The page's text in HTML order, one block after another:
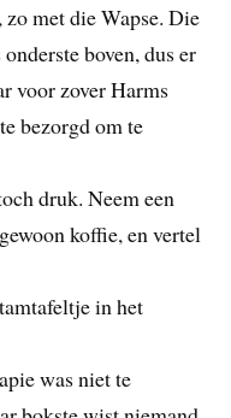
met die Wapse. Die
boven, dus er
voor zover Harms
bezorgd om te
druk. Neem een
koffie, en vertel
in het
was niet te